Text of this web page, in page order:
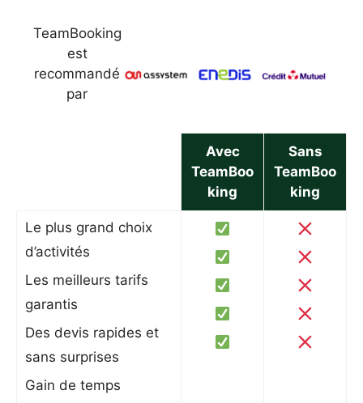
TeamBooking
est
recommandé
par
Avec
TeamBoo
king
Sans
TeamBoo
king
Le plus grand choix
d’activités
Les meilleurs tarifs
garantis
Des devis rapides et
sans surprises
Gain de temps